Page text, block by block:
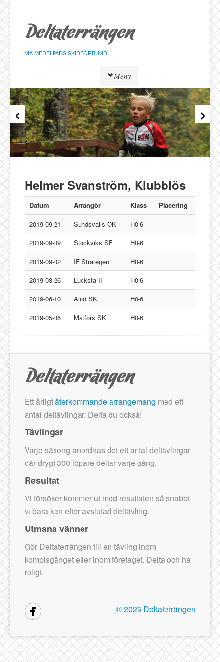
sidans
innehåll
VIA MEDELPADS SKIDFÖRBUND
Meny
Tävlingar
Resultat
Löpare
Klasser
Föreningar
Bergeforsen SK
IF Strategen
Lucksta IF
Matfors SK
Njurunda SK
Stockviks SF
Sundsvalls OK
Gästbok
‹ ›
Helmer Svanström, Klubblös
Datum Arrangör Klass
Placering
2019-09-21
Sundsvalls OK
H0-6
2019-09-09
Stockviks SF
H0-6
2019-09-02
IF Strategen
H0-6
2019-08-26
Lucksta IF
H0-6
2019-06-10
Alnö SK
H0-6
2019-05-06
Matfors SK H0-6
Ett årligtåterkommande arrangemang med ett
antal deltävlingar. Delta du också!
Tävlingar
Varje säsong anordnas det ett antal deltävlingar
där drygt 300 löpare deltar varje gång.
Resultat
Vi försöker kommer ut med resultaten så snabbt
vi bara kan efter avslutad deltävling.
Utmana vänner
Gör Deltaterrängen till en tävling inom
kompisgänget eller inom företaget. Delta och ha
roligt.
©2026 Deltaterrängen